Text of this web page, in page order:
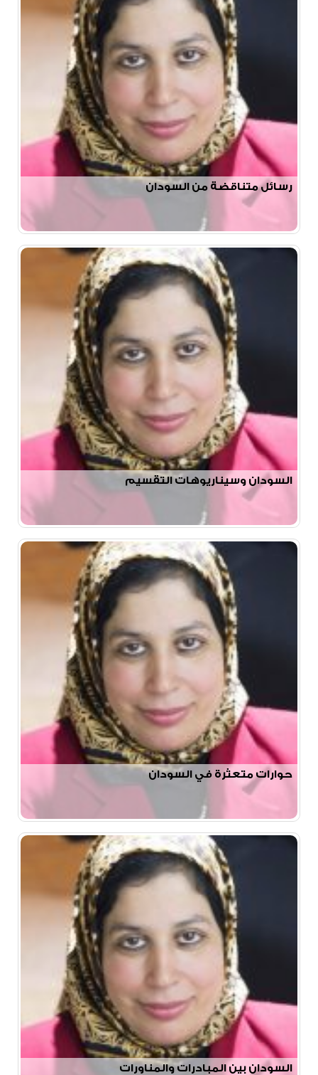
رسائل متناقضة من السودان
السودان وسيناريوهات التقسيم
حوارات متعثرة في السودان
السودان بين المبادرات والمناورات